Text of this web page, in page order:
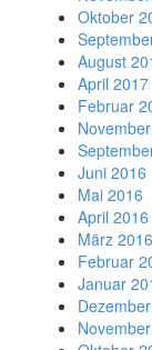
Oktober
August
April 2017
Februar
Juni 2016
Mai 2016
April 2016
März 2016
Februar
Januar